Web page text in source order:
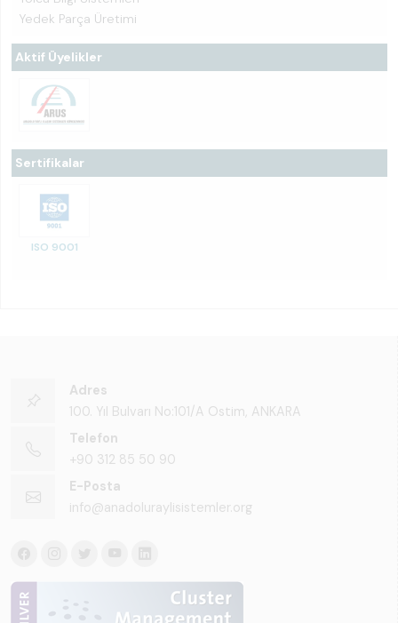
Yedek Parça Üretimi
Aktif Üyelikler
Sertifikalar
ISO 9001
Adres
100. Yıl Bulvarı No:101/A Ostim, ANKARA
Telefon
+90 312 85 50 90
E-Posta
info@anadoluraylisistemler.org